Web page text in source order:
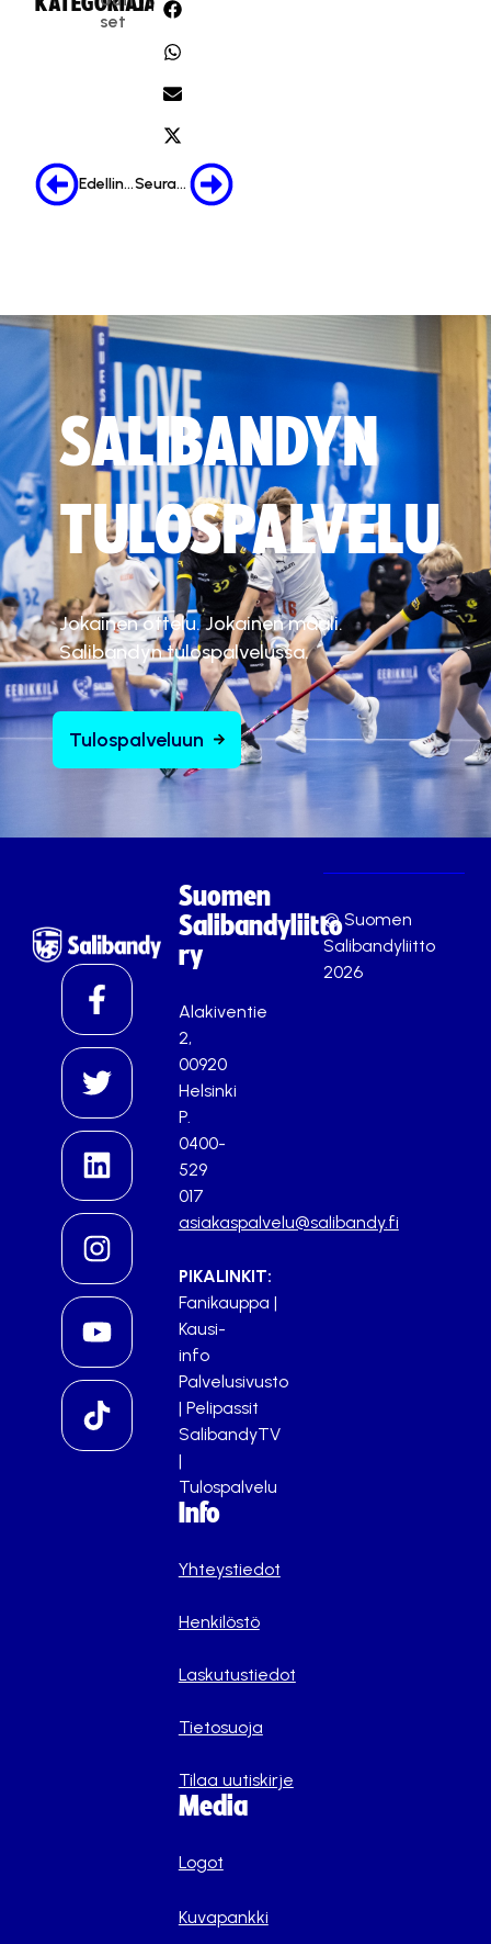
set
Edellinen Seuraava
SALIBANDYN
TULOSPALVELU
Jokainen ottelu. Jokainen maali.
Salibandyn tulospalvelussa.
Tulospalveluun
Suomen
Salibandyliitto
ry
Alakiventie
2,
00920
Helsinki
P.
0400-
529
017
asiakaspalvelu@salibandy.fi
PIKALINKIT:
Fanikauppa |
Kausi-
info
Palvelusivusto
| Pelipassit
SalibandyTV
|
Tulospalvelu
Info
Yhteystiedot
Henkilöstö
Laskutustiedot
Tietosuoja
Tilaa uutiskirje
Media
Logot
Kuvapankki
© Suomen
Salibandyliitto
2026